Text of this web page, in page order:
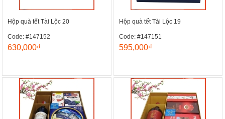
Hộp quà tết Tài Lộc 20
Code: #147152
630,000₫
Hộp quà tết Tài Lộc 19
Code: #147151
595,000₫